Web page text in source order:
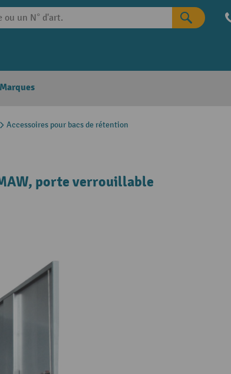
Marques
Accessoires pour bacs de rétention
porte verrouillable